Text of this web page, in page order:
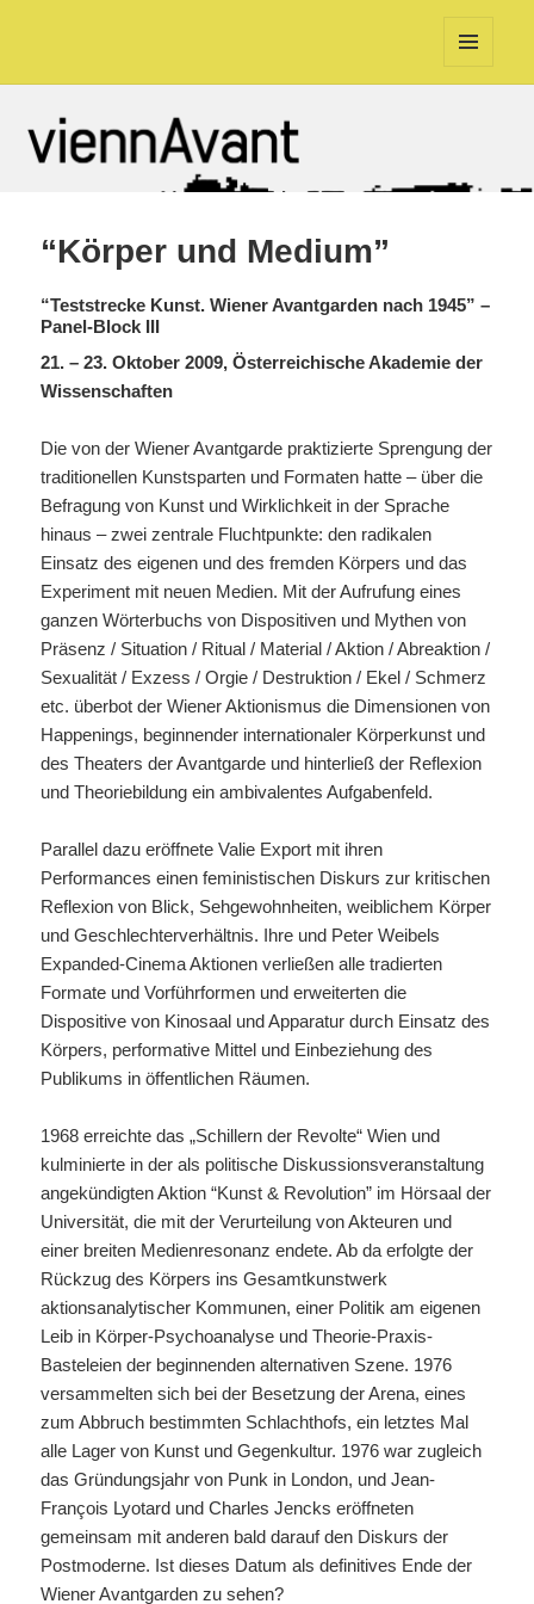
“Körper und Medium”
“Teststrecke Kunst. Wiener Avantgarden nach 1945” –
Panel-Block III
21. – 23. Oktober 2009, Österreichische Akademie der
Wissenschaften
Die von der Wiener Avantgarde praktizierte Sprengung der
traditionellen Kunstsparten und Formaten hatte – über die
Befragung von Kunst und Wirklichkeit in der Sprache
hinaus – zwei zentrale Fluchtpunkte: den radikalen
Einsatz des eigenen und des fremden Körpers und das
Experiment mit neuen Medien. Mit der Aufrufung eines
ganzen Wörterbuchs von Dispositiven und Mythen von
Präsenz / Situation / Ritual / Material / Aktion / Abreaktion /
Sexualität / Exzess / Orgie / Destruktion / Ekel / Schmerz
etc. überbot der Wiener Aktionismus die Dimensionen von
Happenings, beginnender internationaler Körperkunst und
des Theaters der Avantgarde und hinterließ der Reflexion
und Theoriebildung ein ambivalentes Aufgabenfeld.
Parallel dazu eröffnete Valie Export mit ihren
Performances einen feministischen Diskurs zur kritischen
Reflexion von Blick, Sehgewohnheiten, weiblichem Körper
und Geschlechterverhältnis. Ihre und Peter Weibels
Expanded-Cinema Aktionen verließen alle tradierten
Formate und Vorführformen und erweiterten die
Dispositive von Kinosaal und Apparatur durch Einsatz des
Körpers, performative Mittel und Einbeziehung des
Publikums in öffentlichen Räumen.
1968 erreichte das „Schillern der Revolte“ Wien und
kulminierte in der als politische Diskussionsveranstaltung
angekündigten Aktion “Kunst & Revolution” im Hörsaal der
Universität, die mit der Verurteilung von Akteuren und
einer breiten Medienresonanz endete. Ab da erfolgte der
Rückzug des Körpers ins Gesamtkunstwerk
aktionsanalytischer Kommunen, einer Politik am eigenen
Leib in Körper-Psychoanalyse und Theorie-Praxis-
Basteleien der beginnenden alternativen Szene. 1976
versammelten sich bei der Besetzung der Arena, eines
zum Abbruch bestimmten Schlachthofs, ein letztes Mal
alle Lager von Kunst und Gegenkultur. 1976 war zugleich
das Gründungsjahr von Punk in London, und Jean-
François Lyotard und Charles Jencks eröffneten
gemeinsam mit anderen bald darauf den Diskurs der
Postmoderne. Ist dieses Datum als definitives Ende der
Wiener Avantgarden zu sehen?